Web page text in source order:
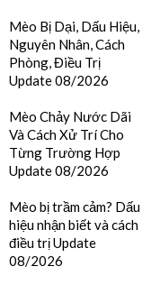
Mèo Bị Dại, Dấu Hiệu,
Nguyên Nhân, Cách
Phòng, Điều Trị
Update 08/2026
Mèo Chảy Nước Dãi
Và Cách Xử Trí Cho
Từng Trường Hợp
Update 08/2026
Mèo bị trầm cảm? Dấu
hiệu nhận biết và cách
điều trị Update
08/2026